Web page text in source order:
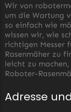
Wir von
um die Wartung
so einfach wie
wissen wir, wie
richtigen Messer
Rasenmäher zu
leicht zu
Roboter-
Adresse